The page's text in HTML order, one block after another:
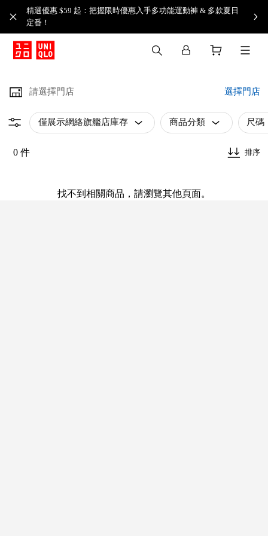
精選優惠 $59 起：把握限時優惠入手多功能運動褲 & 多款夏日
定番！​
請選擇門店 選擇門店
僅展示網絡旗艦店庫存 商品分類 尺碼
0 件 排序
找不到相關商品，請瀏覽其他頁面。